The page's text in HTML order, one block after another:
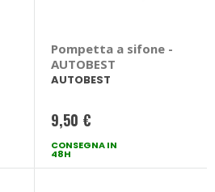
Pompetta a sifone -
AUTOBEST
AUTOBEST
9,50 €
CONSEGNA IN
48H